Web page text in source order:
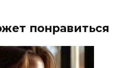
понравиться